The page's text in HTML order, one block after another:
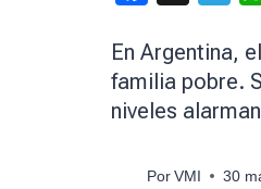
En Argentina,
familia pobre.
niveles
Por VMI 30